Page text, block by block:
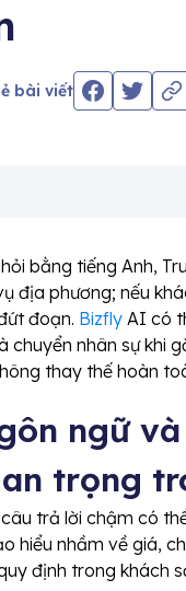
bài viết
bằng tiếng Anh,
địa phương; nếu
đoạn. Bizfly AI có
chuyển nhân sự khi
thay thế hoàn
ngữ
trọng
trả lời chậm có
hiểu nhầm về giá,
định trong khách